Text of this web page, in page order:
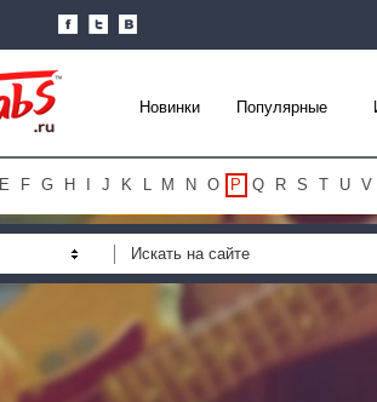
Новинки Популярные
E F G H J K L M N O P Q R S T U V